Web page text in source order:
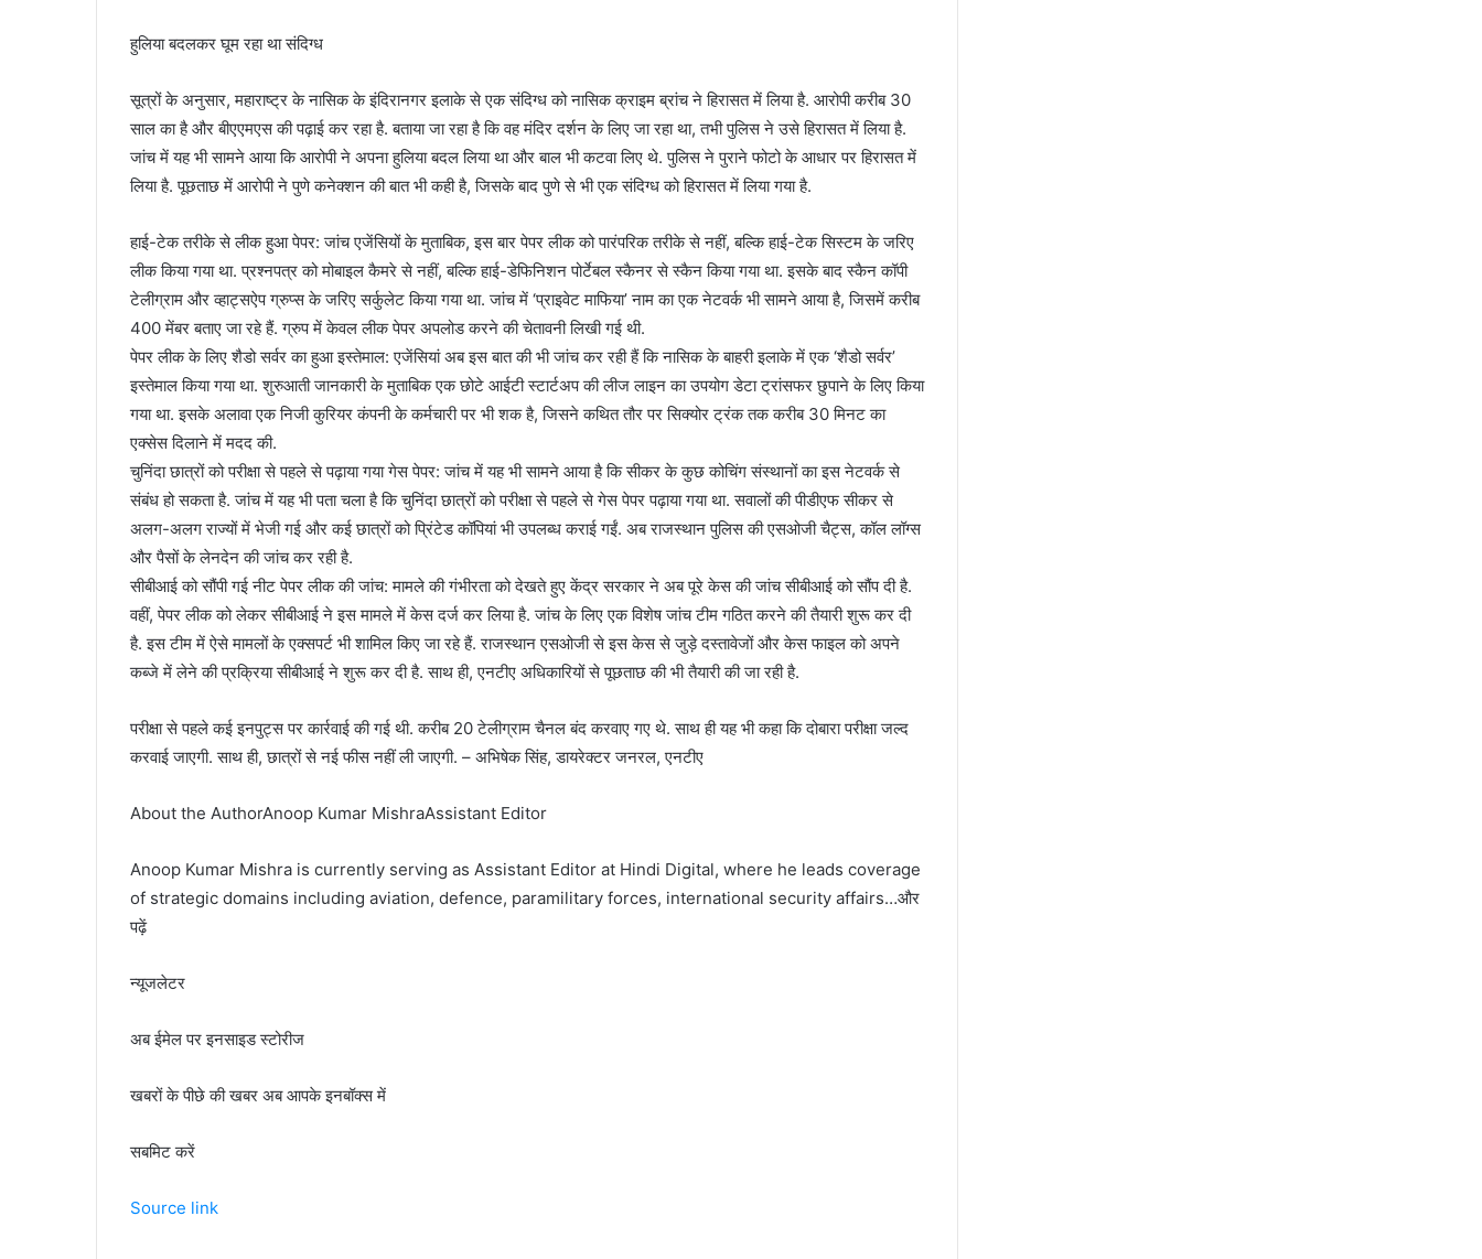
हुलिया बदलकर घूम रहा था संदिग्ध
सूत्रों के अनुसार, महाराष्ट्र के नासिक के इंदिरानगर इलाके से एक संदिग्ध को नासिक क्राइम ब्रांच ने हिरासत में लिया है. आरोपी करीब 30
साल का है और बीएएमएस की पढ़ाई कर रहा है. बताया जा रहा है कि वह मंदिर दर्शन के लिए जा रहा था, तभी पुलिस ने उसे हिरासत में लिया है.
जांच में यह भी सामने आया कि आरोपी ने अपना हुलिया बदल लिया था और बाल भी कटवा लिए थे. पुलिस ने पुराने फोटो के आधार पर हिरासत में
लिया है. पूछताछ में आरोपी ने पुणे कनेक्शन की बात भी कही है, जिसके बाद पुणे से भी एक संदिग्‍ध को हिरासत में लिया गया है.
हाई-टेक तरीके से लीक हुआ पेपर: जांच एजेंसियों के मुताबिक, इस बार पेपर लीक को पारंपरिक तरीके से नहीं, बल्कि हाई-टेक सिस्टम के जरिए
लीक किया गया था. प्रश्नपत्र को मोबाइल कैमरे से नहीं, बल्कि हाई-डेफिनिशन पोर्टेबल स्कैनर से स्कैन किया गया था. इसके बाद स्कैन कॉपी
टेलीग्राम और व्हाट्सऐप ग्रुप्स के जरिए सर्कुलेट किया गया था. जांच में ‘प्राइवेट माफिया’ नाम का एक नेटवर्क भी सामने आया है, जिसमें करीब
400 मेंबर बताए जा रहे हैं. ग्रुप में केवल लीक पेपर अपलोड करने की चेतावनी लिखी गई थी.
पेपर लीक के लिए शैडो सर्वर का हुआ इस्‍तेमाल: एजेंसियां अब इस बात की भी जांच कर रही हैं कि नासिक के बाहरी इलाके में एक ‘शैडो सर्वर’
इस्तेमाल किया गया था. शुरुआती जानकारी के मुताबिक एक छोटे आईटी स्टार्टअप की लीज लाइन का उपयोग डेटा ट्रांसफर छुपाने के लिए किया
गया था. इसके अलावा एक निजी कुरियर कंपनी के कर्मचारी पर भी शक है, जिसने कथित तौर पर सिक्‍योर ट्रंक तक करीब 30 मिनट का
एक्सेस दिलाने में मदद की.
चुनिंदा छात्रों को परीक्षा से पहले से पढ़ाया गया गेस पेपर: जांच में यह भी सामने आया है कि सीकर के कुछ कोचिंग संस्थानों का इस नेटवर्क से
संबंध हो सकता है. जांच में यह भी पता चला है कि चुनिंदा छात्रों को परीक्षा से पहले से गेस पेपर पढ़ाया गया था. सवालों की पीडीएफ सीकर से
अलग-अलग राज्यों में भेजी गई और कई छात्रों को प्रिंटेड कॉपियां भी उपलब्ध कराई गईं. अब राजस्‍थान पुलिस की एसओजी चैट्स, कॉल लॉग्स
और पैसों के लेनदेन की जांच कर रही है.
सीबीआई को सौंपी गई नीट पेपर लीक की जांच: मामले की गंभीरता को देखते हुए केंद्र सरकार ने अब पूरे केस की जांच सीबीआई को सौंप दी है.
वहीं, पेपर लीक को लेकर सीबीआई ने इस मामले में केस दर्ज कर लिया है. जांच के लिए एक विशेष जांच टीम गठित करने की तैयारी शुरू कर दी
है. इस टीम में ऐसे मामलों के एक्सपर्ट भी शामिल किए जा रहे हैं. राजस्थान एसओजी से इस केस से जुड़े दस्‍तावेजों और केस फाइल को अपने
कब्जे में लेने की प्रक्रिया सीबीआई ने शुरू कर दी है. साथ ही, एनटीए अधिकारियों से पूछताछ की भी तैयारी की जा रही है.
परीक्षा से पहले कई इनपुट्स पर कार्रवाई की गई थी. करीब 20 टेलीग्राम चैनल बंद करवाए गए थे. साथ ही यह भी कहा कि दोबारा परीक्षा जल्द
करवाई जाएगी. साथ ही, छात्रों से नई फीस नहीं ली जाएगी. – अभिषेक सिंह, डायरेक्टर जनरल, एनटीए
About the AuthorAnoop Kumar MishraAssistant Editor
Anoop Kumar Mishra is currently serving as Assistant Editor at Hindi Digital, where he leads coverage
of strategic domains including aviation, defence, paramilitary forces, international security affairs…और
पढ़ें
न्यूजलेटर
अब ईमेल पर इनसाइड स्‍टोर‍ीज
खबरों के पीछे की खबर अब आपके इनबॉक्‍स में
सबमिट करें
Source link